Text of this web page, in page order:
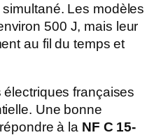
Les modèles
500 J, mais leur
au fil du temps et
françaises
Une bonne
à la NF C 15-